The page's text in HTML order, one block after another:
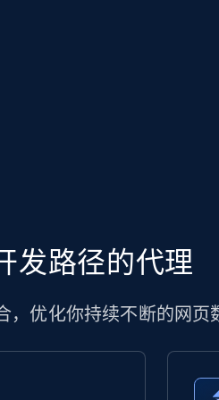
发路径的代理
，优化你持续不断的网页